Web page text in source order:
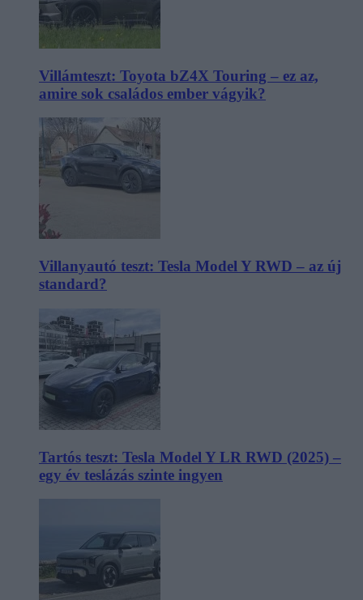
Villámteszt: Toyota bZ4X Touring – ez az,
amire sok családos ember vágyik?
Villanyautó teszt: Tesla Model Y RWD – az új
standard?
Tartós teszt: Tesla Model Y LR RWD (2025) –
egy év teslázás szinte ingyen